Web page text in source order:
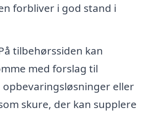
forbliver i god stand i
tilbehørssiden kan
med forslag til
opbevaringsløsninger eller
skure, der kan supplere